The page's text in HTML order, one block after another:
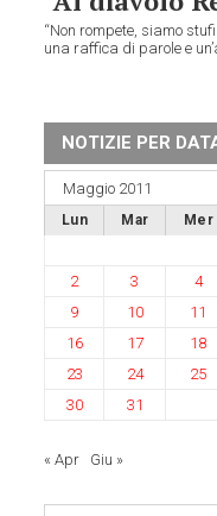
“Non rompete, siamo
una raffica di parole e
NOTIZIE PER
Maggio 2011
Lun Mar Mer
2
3 4
9
10 11
16
17 18
23
24 25
30
31
« Apr Giu »